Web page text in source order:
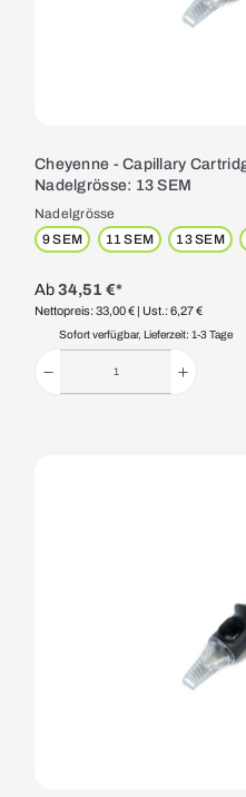
Cheyenne - Capillary
Nadelgrösse: 13 SEM
Nadelgrösse
9 SEM
11 SEM 13 SEM
Ab34,51 €*
Nettopreis: 33,00 € | Ust.: 6,27 €
Sofort verfügbar, Lieferzeit: 1-3 Tage